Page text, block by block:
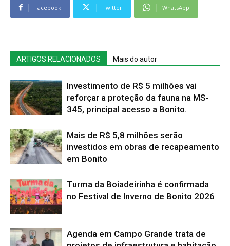
Facebook Twitter WhatsApp
ARTIGOS RELACIONADOS Mais do autor
Investimento de R$ 5 milhões vai
reforçar a proteção da fauna na MS-
345, principal acesso a Bonito.
Mais de R$ 5,8 milhões serão
investidos em obras de recapeamento
em Bonito
Turma da Boiadeirinha é confirmada
no Festival de Inverno de Bonito 2026
Agenda em Campo Grande trata de